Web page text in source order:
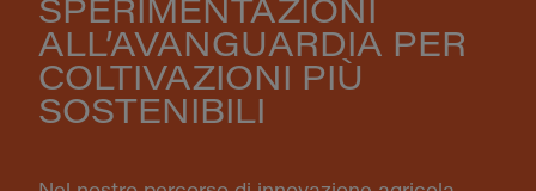
SPERIMENTAZIONI
ALL’AVANGUARDIA PER
COLTIVAZIONI PIÙ
SOSTENIBILI